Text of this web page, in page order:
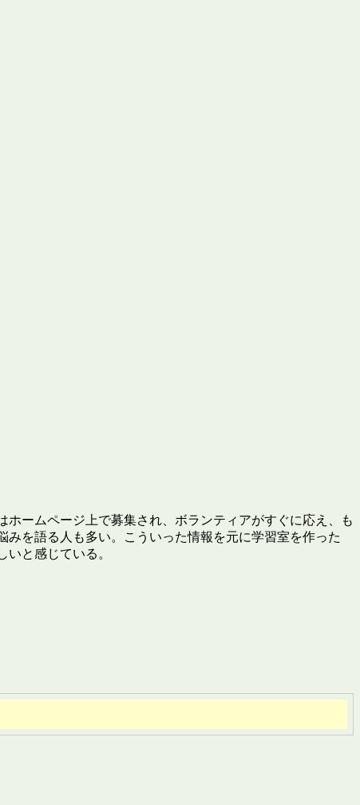
ームページ上で募集され、ボランティアがすぐに応え、も
を語る人も多い。こういった情報を元に学習室を作った
と感じている。